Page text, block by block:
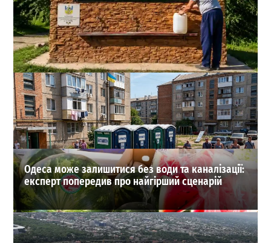
На півдні Одещини відкрили сучасний бювет із
питною водою
0
04-08-2026 в 19:52
ВИБІР РЕДАКЦІЇ
Одеса може залишитися без води та каналізації:
експерт попередив про найгірший сценарій